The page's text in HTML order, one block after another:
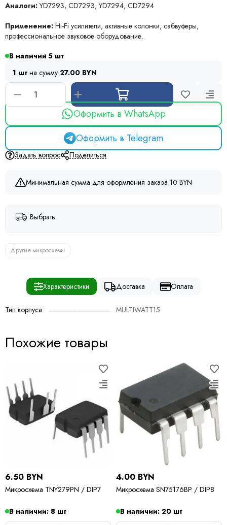
Аналоги:YD7293, CD7293, YD7294, CD7294
Применение: Hi-Fi усилители, активные колонки, сабвуферы,
профессиональное звуковое оборудование.
В наличии 5
1 шт на сумму 27.00 BYN
Оформить в WhatsApp
Оформить в Telegram
Задать вопрос Поделиться
Минимальная сумма для оформления заказа 10 BYN
Выбрать
Другие микросхемы
Характеристики Доставка Оплата
Тип корпуса: MULTIWATT15
Похожие товары
6.50 BYN
Микросхема TNY279PN / DIP7
В наличии: 8 шт
4.00 BYN
Микросхема SN75176BP / DIP8
В наличии: 20 шт